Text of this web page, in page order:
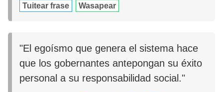
Tuitear frase Wasapear
"El egoísmo que genera el sistema hace
que los gobernantes antepongan su éxito
personal a su responsabilidad social."